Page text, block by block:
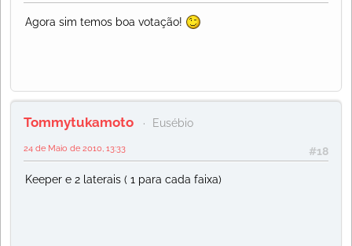
Agora sim temos boa votação!
Tommytukamoto Eusébio
#18
24 de Maio de 2010, 13:33
Keeper e 2 laterais ( 1 para cada faixa)